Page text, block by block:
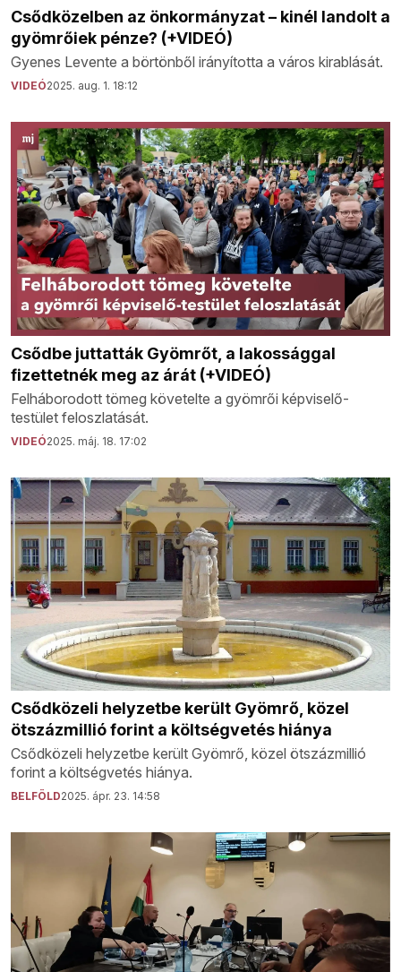
Csődközelben az önkormányzat – kinél landolt a
gyömrőiek pénze? (+VIDEÓ)
Gyenes Levente a börtönből irányította a város kirablását.
VIDEÓ2025. aug. 1. 18:12
Csődbe juttatták Gyömrőt, a lakossággal
fizettetnék meg az árát (+VIDEÓ)
Felháborodott tömeg követelte a gyömrői képviselő-
testület feloszlatását.
VIDEÓ2025. máj. 18. 17:02
Csődközeli helyzetbe került Gyömrő, közel
ötszázmillió forint a költségvetés hiánya
Csődközeli helyzetbe került Gyömrő, közel ötszázmillió
forint a költségvetés hiánya.
BELFÖLD2025. ápr. 23. 14:58